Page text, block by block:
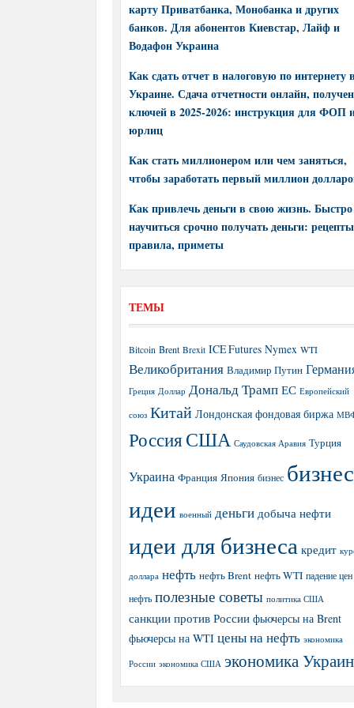
карту Приватбанка, Монобанка и других
банков. Для абонентов Киевстар, Лайф и
Водафон Украина
Как сдать отчет в налоговую по интернету в
Украине. Сдача отчетности онлайн,
ключей в 2025-2026: инструкция для ФОП
юрлиц
Как стать миллионером или чем заняться,
чтобы заработать первый миллион
Как привлечь деньги в свою жизнь. Быстро
научиться срочно получать деньги:
правила, приметы
ТЕМЫ
Bitcoin Brent Brexit ICE Futures Nymex WTI
Великобритания Владимир Путин
Греция Доллар Дональд Трамп ЕС Европейский
союз Китай Лондонская фондовая биржа
РоссияСША Саудовская Аравия Турция
Украина Франция Япония бизнес бизнес
идеи военный деньги добыча нефти
идеи для бизнеса кредит
доллара нефть нефть Brent нефть WTI падение
нефть полезные советы политика США
санкции против России фьючерсы на Brent
фьючерсы на WTI цены на нефть экономика
России экономика США экономика